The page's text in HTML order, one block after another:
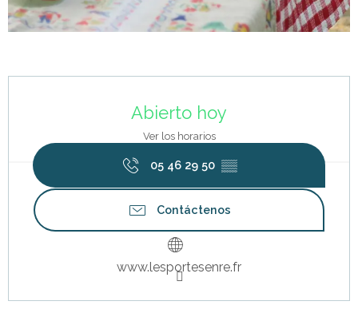
Abierto hoy
Ver los horarios
05 46 29 50 ▒▒
Contáctenos
www.lesportesenre.fr